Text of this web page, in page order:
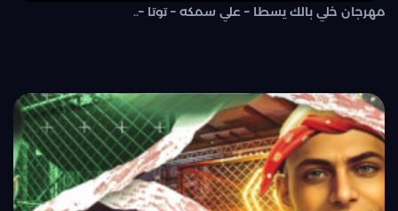
مهرجان خلي بالك يسطا – علي سمكه – توتا –..